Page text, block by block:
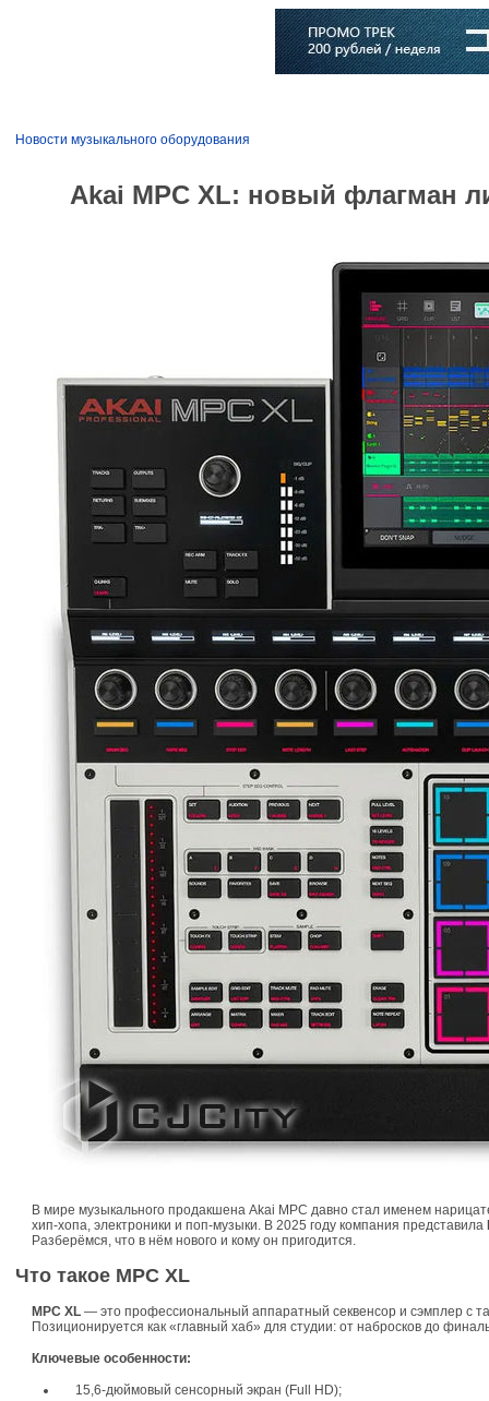
Новости музыкального оборудования
Akai MPC XL: новый флагман
В мире музыкального продакшена Akai MPC давно стал именем
хип‑хопа, электроники и поп‑музыки. В 2025 году компания представила
Разберёмся, что в нём нового и кому он пригодится.
Что такое MPC XL
MPC XL — это профессиональный аппаратный секвенсор и сэмплер с
Позиционируется как «главный хаб» для студии: от набросков до
Ключевые особенности:
15,6‑дюймовый сенсорный экран (Full HD);